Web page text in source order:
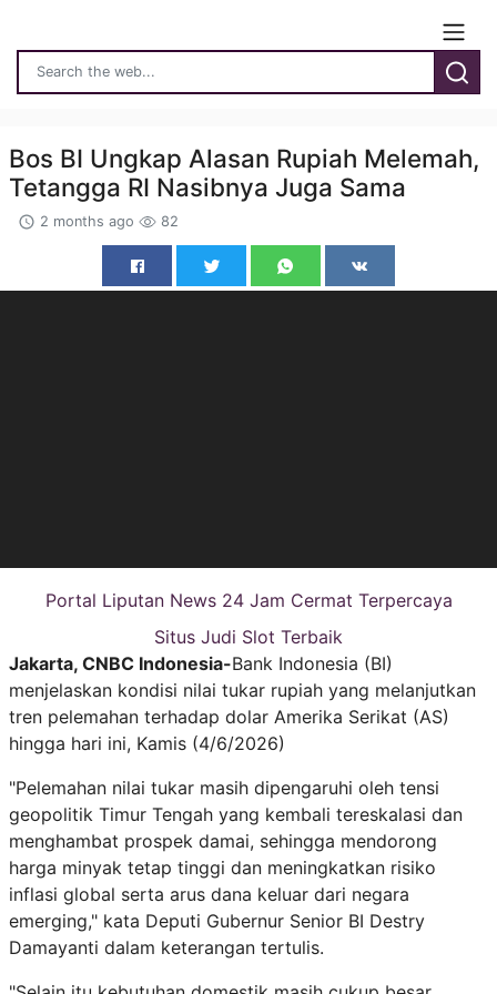
Bos BI Ungkap Alasan Rupiah Melemah,
Tetangga RI Nasibnya Juga Sama
2 months ago 82
Portal Liputan News 24 Jam Cermat Terpercaya
Situs Judi Slot Terbaik
Jakarta, CNBC Indonesia-Bank Indonesia (BI)
menjelaskan kondisi nilai tukar rupiah yang melanjutkan
tren pelemahan terhadap dolar Amerika Serikat (AS)
hingga hari ini, Kamis (4/6/2026)
"Pelemahan nilai tukar masih dipengaruhi oleh tensi
geopolitik Timur Tengah yang kembali tereskalasi dan
menghambat prospek damai, sehingga mendorong
harga minyak tetap tinggi dan meningkatkan risiko
inflasi global serta arus dana keluar dari negara
emerging," kata Deputi Gubernur Senior BI Destry
Damayanti dalam keterangan tertulis.